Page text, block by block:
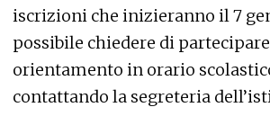
iscrizioni che inizieranno il 7
possibile chiedere di
orientamento in orario
contattando la segreteria